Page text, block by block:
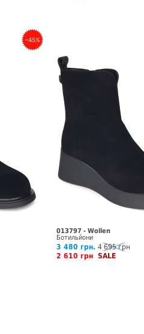
–45%
013797 - Wollen
Ботильйони
3 480 грн. 4 695 грн
2 610 грн SALE